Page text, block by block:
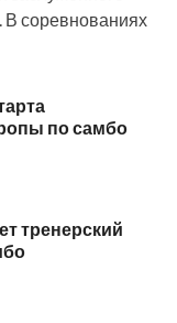
В соревнованиях
по самбо
тренерский